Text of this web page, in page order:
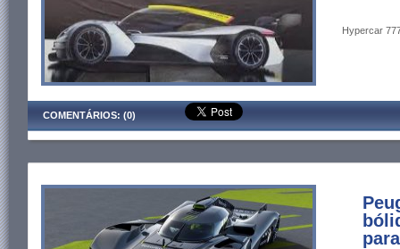
Hypercar
COMENTÁRIOS: (0)